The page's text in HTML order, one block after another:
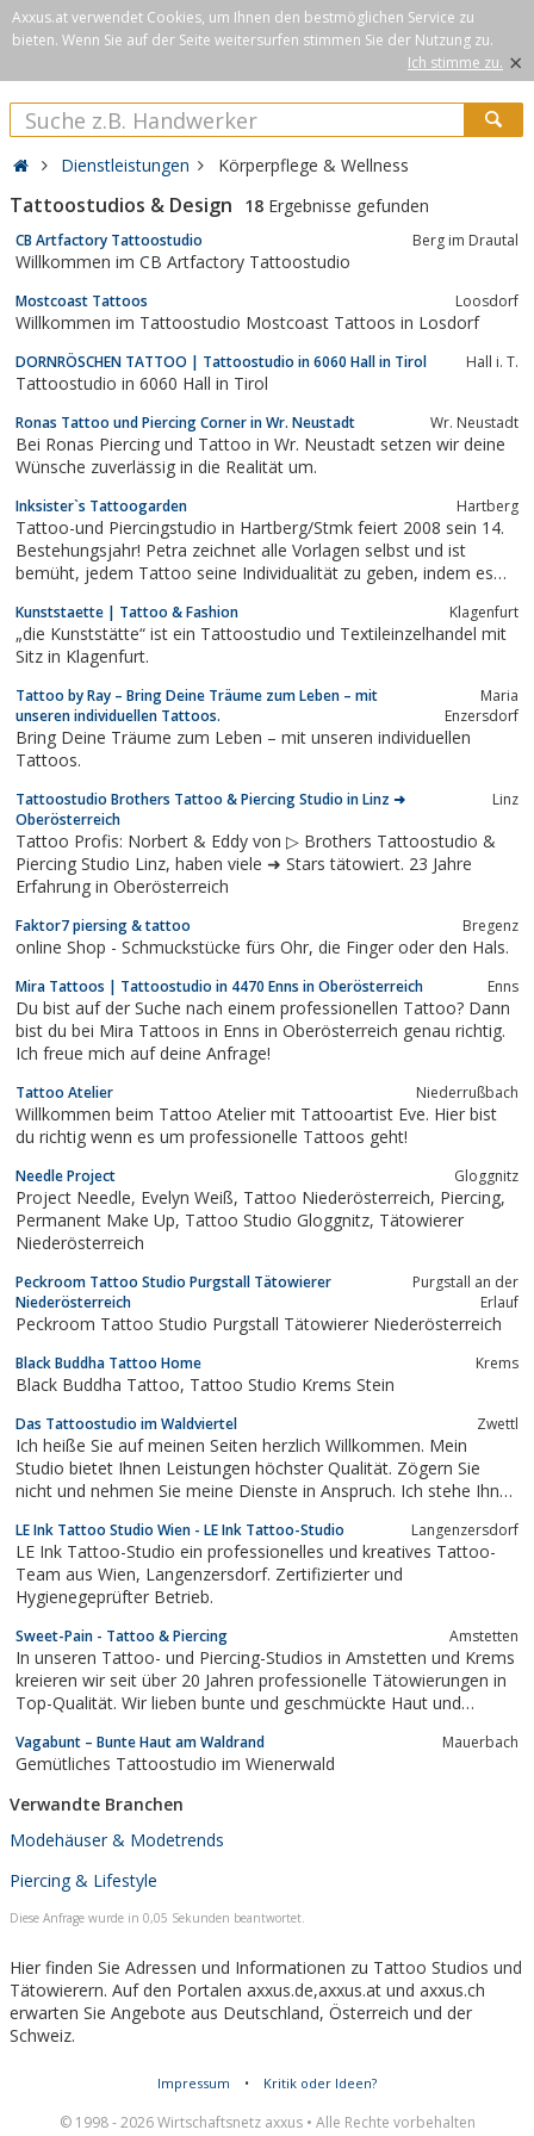
Axxus.at verwendet Cookies, um Ihnen den bestmöglichen Service zu
bieten. Wenn Sie auf der Seite weitersurfen stimmen Sie der Nutzung zu.
Ich stimme zu. ×
Dienstleistungen Körperpflege & Wellness
Tattoostudios & Design 18 Ergebnisse gefunden
CB Artfactory Tattoostudio Berg im Drautal
Willkommen im CB Artfactory Tattoostudio
Mostcoast Tattoos Loosdorf
Willkommen im Tattoostudio Mostcoast Tattoos in Losdorf
DORNRÖSCHEN TATTOO | Tattoostudio in 6060 Hall in Tirol Hall i. T.
Tattoostudio in 6060 Hall in Tirol
Ronas Tattoo und Piercing Corner in Wr. Neustadt Wr. Neustadt
Bei Ronas Piercing und Tattoo in Wr. Neustadt setzen wir deine
Wünsche zuverlässig in die Realität um.
Inksister`s Tattoogarden Hartberg
Tattoo-und Piercingstudio in Hartberg/Stmk feiert 2008 sein 14.
Bestehungsjahr! Petra zeichnet alle Vorlagen selbst und ist
bemüht, jedem Tattoo seine Individualität zu geben, indem es
Japanese, Maori, OldSchool, Tribals, Schriften, Realistic,
Blackwork,...
Kunststaette | Tattoo & Fashion Klagenfurt
„die Kunststätte“ ist ein Tattoostudio und Textileinzelhandel mit
Sitz in Klagenfurt.
Tattoo by Ray – Bring Deine Träume zum Leben – mit
unseren individuellen Tattoos.
Maria
Enzersdorf
Bring Deine Träume zum Leben – mit unseren individuellen
Tattoos.
Tattoostudio Brothers Tattoo & Piercing Studio in Linz ➜
Oberösterreich
Linz
Tattoo Profis: Norbert & Eddy von ▷ Brothers Tattoostudio &
Piercing Studio Linz, haben viele ➜ Stars tätowiert. 23 Jahre
Erfahrung in Oberösterreich
Faktor7 piersing & tattoo Bregenz
online Shop - Schmuckstücke fürs Ohr, die Finger oder den Hals.
Mira Tattoos | Tattoostudio in 4470 Enns in Oberösterreich Enns
Du bist auf der Suche nach einem professionellen Tattoo? Dann
bist du bei Mira Tattoos in Enns in Oberösterreich genau richtig.
Ich freue mich auf deine Anfrage!
Tattoo Atelier Niederrußbach
Willkommen beim Tattoo Atelier mit Tattooartist Eve. Hier bist
du richtig wenn es um professionelle Tattoos geht!
Needle Project Gloggnitz
Project Needle, Evelyn Weiß, Tattoo Niederösterreich, Piercing,
Permanent Make Up, Tattoo Studio Gloggnitz, Tätowierer
Niederösterreich
Peckroom Tattoo Studio Purgstall Tätowierer
Niederösterreich
Purgstall an der
Erlauf
Peckroom Tattoo Studio Purgstall Tätowierer Niederösterreich
Black Buddha Tattoo Home Krems
Black Buddha Tattoo, Tattoo Studio Krems Stein
Das Tattoostudio im Waldviertel Zwettl
Ich heiße Sie auf meinen Seiten herzlich Willkommen. Mein
Studio bietet Ihnen Leistungen höchster Qualität. Zögern Sie
nicht und nehmen Sie meine Dienste in Anspruch. Ich stehe Ihnen
Mittelpunkt stehen, widme ich Ihnen meine volle Aufmerksamkeit
und bin stets um Ihre...
LE Ink Tattoo Studio Wien - LE Ink Tattoo-Studio Langenzersdorf
LE Ink Tattoo-Studio ein professionelles und kreatives Tattoo-
Team aus Wien, Langenzersdorf. Zertifizierter und
Hygienegeprüfter Betrieb.
Sweet-Pain - Tattoo & Piercing Amstetten
In unseren Tattoo- und Piercing-Studios in Amstetten und Krems
kreieren wir seit über 20 Jahren professionelle Tätowierungen in
Top-Qualität. Wir lieben bunte und geschmückte Haut und
und einzigartig machen; deshalb erweitern wir regelmäßig
unseren Horizont, damit...
Vagabunt – Bunte Haut am Waldrand Mauerbach
Gemütliches Tattoostudio im Wienerwald
Verwandte Branchen
Modehäuser & Modetrends
Piercing & Lifestyle
Diese Anfrage wurde in 0,05 Sekunden beantwortet.
Hier finden Sie Adressen und Informationen zu Tattoo Studios und
Tätowierern. Auf den Portalen axxus.de,axxus.at und axxus.ch
erwarten Sie Angebote aus Deutschland, Österreich und der
Schweiz.
Impressum • Kritik oder Ideen?
© 1998 - 2026 Wirtschaftsnetz axxus • Alle Rechte vorbehalten